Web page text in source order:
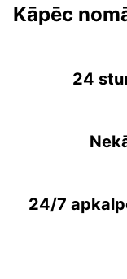
Kāpēc
24
24/7